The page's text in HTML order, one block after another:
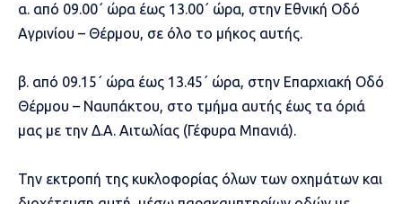
α. από 09.00΄ ώρα έως 13.00΄ ώρα, στην Εθνική Οδό
Αγρινίου – Θέρμου, σε όλο το μήκος αυτής.
β. από 09.15΄ ώρα έως 13.45΄ ώρα, στην Επαρχιακή Οδό
Θέρμου – Ναυπάκτου, στο τμήμα αυτής έως τα όριά
μας με την Δ.Α. Αιτωλίας (Γέφυρα Μπανιά).
Την εκτροπή της κυκλοφορίας όλων των οχημάτων και